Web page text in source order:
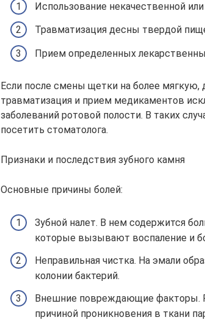
Использование некачественной
Травматизация десны твердой
Прием определенных
Если после смены щетки на более
травматизация и прием медикаментов
заболеваний ротовой полости. В таких
посетить стоматолога.
Признаки и последствия зубного камня
Основные причины болей:
Зубной налет. В нем содержится
которые вызывают воспаление и
Неправильная чистка. На эмали
колонии бактерий.
Внешние повреждающие факторы.
причиной проникновения в ткани